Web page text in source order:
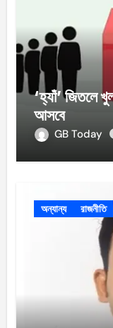
‘হ্যাঁ’ জিতলে
আসবে
GB Today
অন্যান্য রাজনীতি